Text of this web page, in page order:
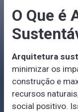
O Que é
Arquitetura
minimizar os
construção e
recursos
social positivo.